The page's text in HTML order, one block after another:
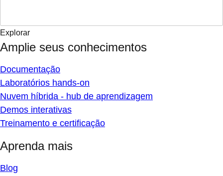
Explorar
Amplie seus conhecimentos
Documentação
Laboratórios hands-on
Nuvem híbrida - hub de aprendizagem
Demos interativas
Treinamento e certificação
Aprenda mais
Blog